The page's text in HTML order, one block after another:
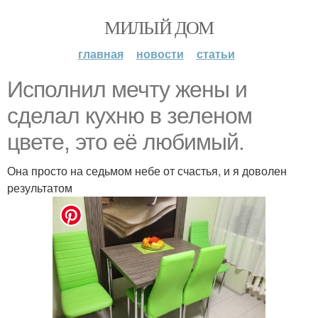
МИЛЫЙ ДОМ
главная новости статьи
Исполнил мечту жены и
сделал кухню в зеленом
цвете, это её любимый.
Она просто на седьмом небе от счастья, и я доволен
результатом